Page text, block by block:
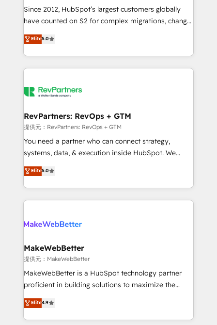
future.” Others agree it is proof of trust built through
measurable impact.
Since 2012, HubSpot’s largest customers globally
have counted on S2 for complex migrations, change
management, systems integration, and creative
solutions that deliver measurable impact and
transform brand experiences As one of the few full-
service creative agencies in the HubSpot
winning design to build scalable, globally
marketing campaigns, & RevOps frameworks that
fuel long-term success We connect the entire
customer lifecycle through seamless integrations,
ensure long-term adoption with change-
and service to drive sustainable growth With 6 key
HubSpot accreditations and experience across
Elite5.0
RevPartners: RevOps + GTM
提供元：RevPartners: RevOps + GTM
You need a partner who can connect strategy,
systems, data, & execution inside HubSpot. We
bridge the gap where most agencies fall short by
combining GTM strategy with technical execution to
solve the right problem with the right solution. As the
only firm in the world to hold Elite Partner
clients gain a unique advantage in CRM architecture,
market execution. Why B2B Businesses Choose RP: -
Secure: Soc2 compliant 🛡️ - Pricing: Implementations
starting at $1,5k 💵 - Speed: Launch in 14 days ⚡ -
Global: 75+ RPers across five continents 🌐 - Scale:
HubSpot Partner 🪴 - Sales Hub: More
implementations than any other Partner 💻 -
Elite5.0
MakeWebBetter
提供元：MakeWebBetter
MakeWebBetter is a HubSpot technology partner
proficient in building solutions to maximize the
operational efficiency of HubSpot. The fastest-
growing tech-enabler & facilitator, MakeWebBetter,
hands you the blend of HubSpot expertise &
Elite4.9